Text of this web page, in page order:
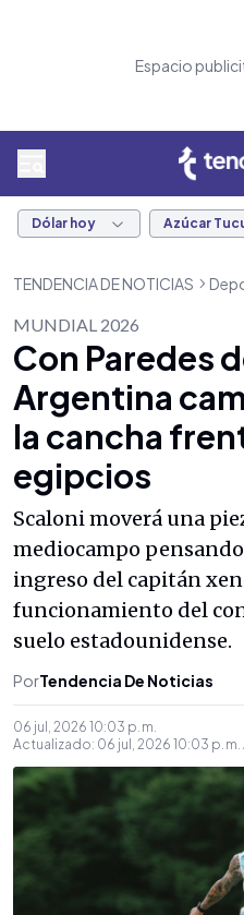
Espacio
Dólar hoy Azúcar
TENDENCIA DE NOTICIAS
MUNDIAL 2026
Con Paredes
Argentina
la cancha
egipcios
Scaloni moverá una
mediocampo
ingreso del capitán
funcionamiento del
suelo estadounidense.
PorTendencia De Noticias
06 jul, 2026 10:03 p. m.
Actualizado: 06 jul, 2026 10:03 p. m.